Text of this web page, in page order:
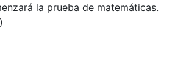
la prueba de matemáticas.